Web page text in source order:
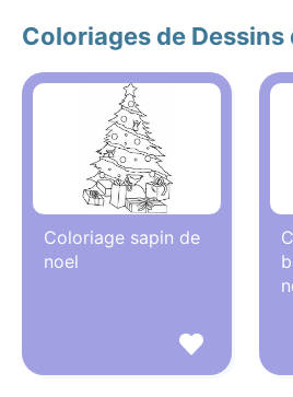
Coloriages de Dessins
Coloriage sapin de
noel